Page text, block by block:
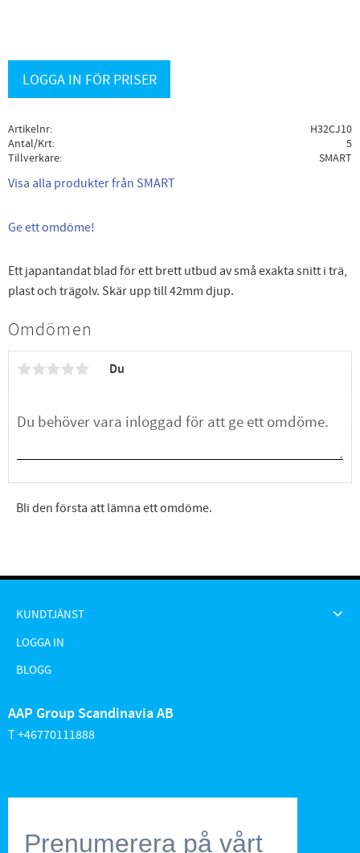
LOGGA IN FÖR PRISER
Artikelnr
H32CJ10
Antal/Krt
5
Tillverkare
SMART
Visa alla produkter från SMART
Ge ett omdöme!
Ett japantandat blad för ett brett utbud av små exakta snitt i trä,
plast och trägolv. Skär upp till 42mm djup.
Omdömen
Du
Bli den första att lämna ett omdöme.
KUNDTJÄNST
LOGGA IN
BLOGG
AAP Group Scandinavia AB
T +46770111888